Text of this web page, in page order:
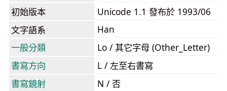
初始版本
Unicode 1.1 發布於 1993/06
文字語系
Han
一般分類
Lo / 其它字母 (Other_Letter)
書寫方向
L / 左至右書寫
書寫鏡射
N / 否